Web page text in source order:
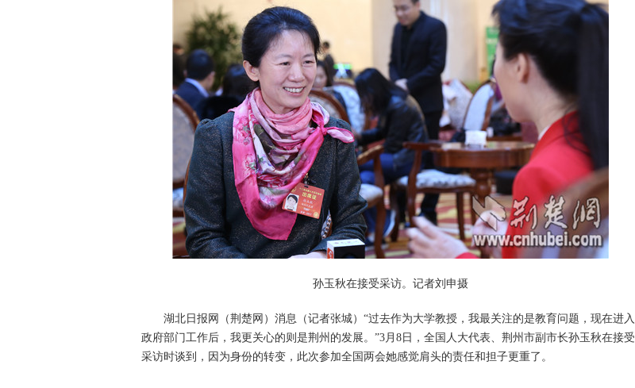
孙玉秋在接受采访。记者刘申摄
湖北日报网（荆楚网）消息（记者张城）“过去作为大学教授，我最关注的是教育问题，现在进入
政府部门工作后，我更关心的则是荆州的发展。”3月8日，全国人大代表、荆州市副市长孙玉秋在接受
采访时谈到，因为身份的转变，此次参加全国两会她感觉肩头的责任和担子更重了。